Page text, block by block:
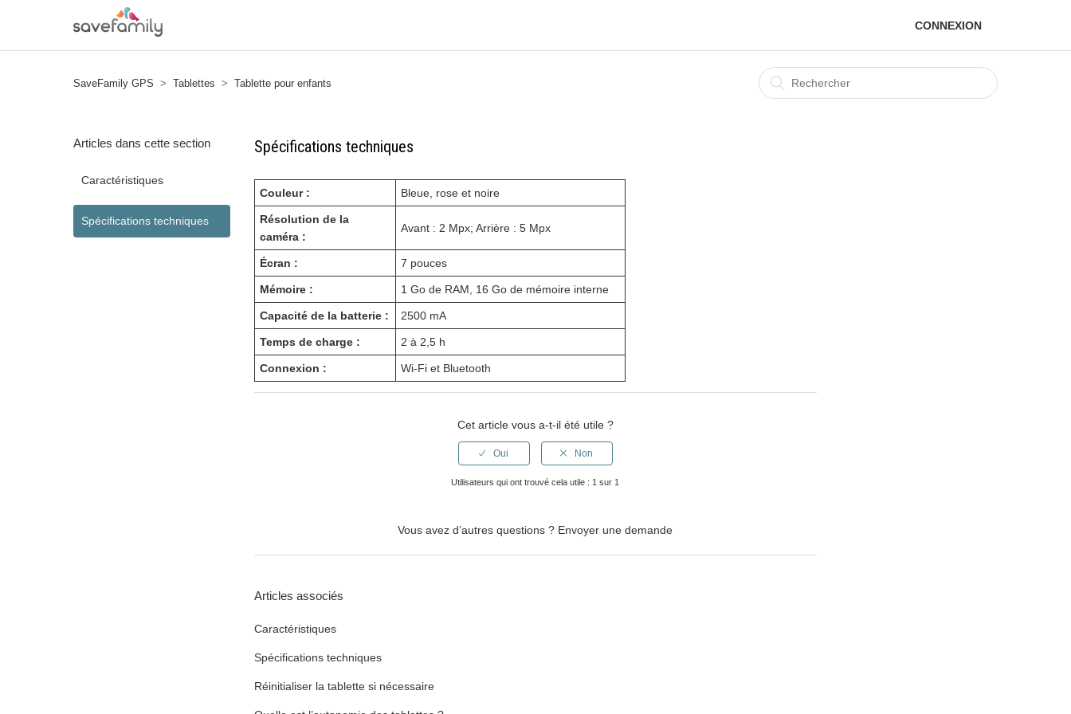
CONNEXION
SaveFamily GPS Tablettes Tablette pour enfants
Articles dans cette section
Caractéristiques
Spécifications techniques
Spécifications techniques
Couleur : Bleue, rose et noire
Résolution de la
caméra :
Avant : 2 Mpx; Arrière : 5 Mpx
Écran : 7 pouces
Mémoire : 1 Go de RAM, 16 Go de mémoire interne
Capacité de la batterie : 2500 mA
Temps de charge : 2 à 2,5 h
Connexion : Wi-Fi et Bluetooth
Cet article vous a-t-il été utile ?
Utilisateurs qui ont trouvé cela utile : 1 sur 1
Vous avez d’autres questions ? Envoyer une demande
Articles associés
Caractéristiques
Spécifications techniques
Réinitialiser la tablette si nécessaire